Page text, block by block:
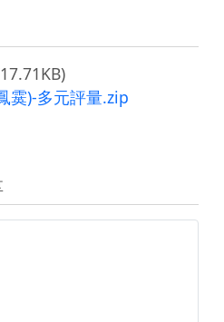
霙)-多元評量.zip